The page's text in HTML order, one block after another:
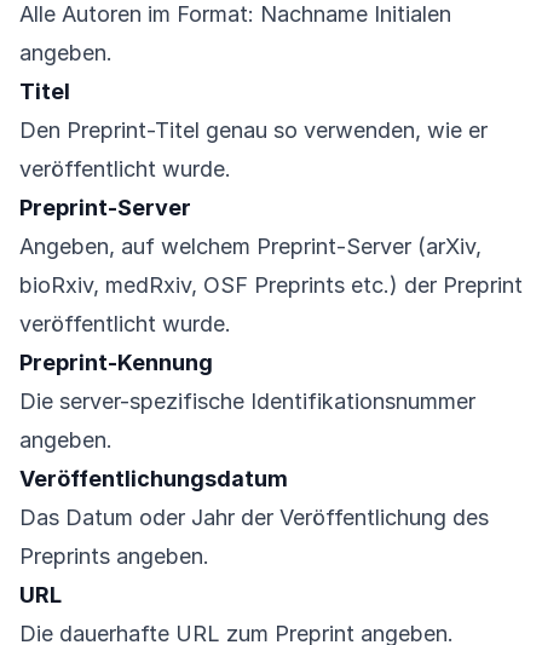
Alle Autoren im Format: Nachname Initialen
angeben.
Titel
Den Preprint-Titel genau so verwenden, wie er
veröffentlicht wurde.
Preprint-Server
Angeben, auf welchem Preprint-Server (arXiv,
bioRxiv, medRxiv, OSF Preprints etc.) der Preprint
veröffentlicht wurde.
Preprint-Kennung
Die server-spezifische Identifikationsnummer
angeben.
Veröffentlichungsdatum
Das Datum oder Jahr der Veröffentlichung des
Preprints angeben.
URL
Die dauerhafte URL zum Preprint angeben.